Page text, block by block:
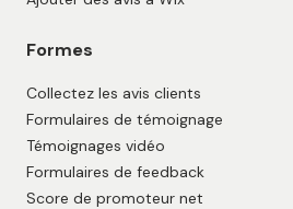
Formes
Collectez les avis clients
Formulaires de témoignage
Témoignages vidéo
Formulaires de feedback
Score de promoteur net